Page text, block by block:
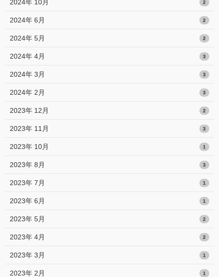
2024年 10月 2
2024年 6月 2
2024年 5月 2
2024年 4月 3
2024年 3月 3
2024年 2月 3
2023年 12月 2
2023年 11月 3
2023年 10月 1
2023年 8月 3
2023年 7月 1
2023年 6月 1
2023年 5月 2
2023年 4月 2
2023年 3月 1
2023年 2月 1